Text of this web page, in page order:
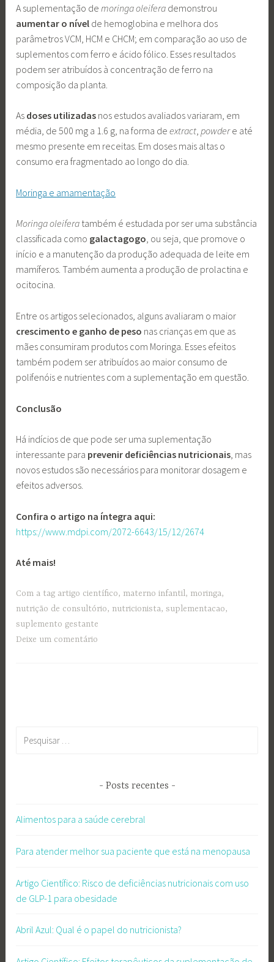
A suplementação de moringa oleifera demonstrou
aumentar o nível de hemoglobina e melhora dos
parâmetros VCM, HCM e CHCM; em comparação ao uso de
suplementos com ferro e ácido fólico. Esses resultados
podem ser atribuídos à concentração de ferro na
composição da planta.
As doses utilizadas nos estudos avaliados variaram, em
média, de 500 mg a 1.6 g, na forma deextract,powdere até
mesmo presente em receitas. Em doses mais altas o
consumo era fragmentado ao longo do dia.
Moringa e amamentação
Moringa oleifera também é estudada por ser uma substância
classificada como galactagogo, ou seja, que promove o
início e a manutenção da produção adequada de leite em
mamíferos. Também aumenta a produção de prolactina e
ocitocina.
Entre os artigos selecionados, alguns avaliaram o maior
crescimento e ganho de peso nas crianças em que as
mães consumiram produtos com Moringa. Esses efeitos
também podem ser atribuídos ao maior consumo de
polifenóis e nutrientes com a suplementação em questão.
Conclusão
Há indícios de que pode ser uma suplementação
interessante para prevenir deficiências nutricionais, mas
novos estudos são necessários para monitorar dosagem e
efeitos adversos.
Confira o artigo na íntegra aqui:
https://www.mdpi.com/2072-6643/15/12/2674
Até mais!
Com a tag artigo científico, materno infantil, moringa,
nutrição de consultório, nutricionista,suplementacao,
suplemento gestante
Deixe um comentário
Posts recentes
Alimentos para a saúde cerebral
Para atender melhor sua paciente que está na menopausa
Artigo Científico: Risco de deficiências nutricionais com uso
de GLP-1 para obesidade
Abril Azul: Qual é o papel do nutricionista?